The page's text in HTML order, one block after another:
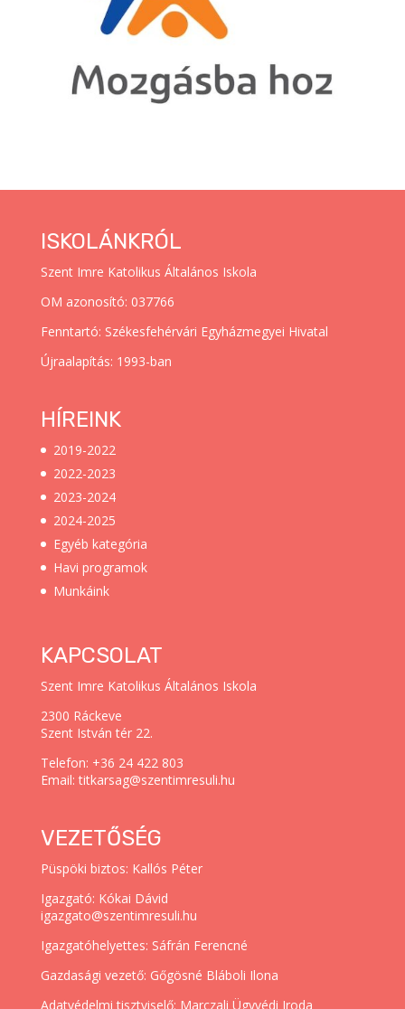
ISKOLÁNKRÓL
Szent Imre Katolikus Általános Iskola
OM azonosító: 037766
Fenntartó: Székesfehérvári Egyházmegyei Hivatal
Újraalapítás: 1993-ban
HÍREINK
2019-2022
2022-2023
2023-2024
2024-2025
Egyéb kategória
Havi programok
Munkáink
KAPCSOLAT
Szent Imre Katolikus Általános Iskola
2300 Ráckeve
Szent István tér 22.
Telefon: +36 24 422 803
Email: titkarsag@szentimresuli.hu
VEZETŐSÉG
Püspöki biztos: Kallós Péter
Igazgató: Kókai Dávid
igazgato@szentimresuli.hu
Igazgatóhelyettes: Sáfrán Ferencné
Gazdasági vezető: Gőgösné Bláboli Ilona
Adatvédelmi tisztviselő: Marczali Ügyvédi Iroda